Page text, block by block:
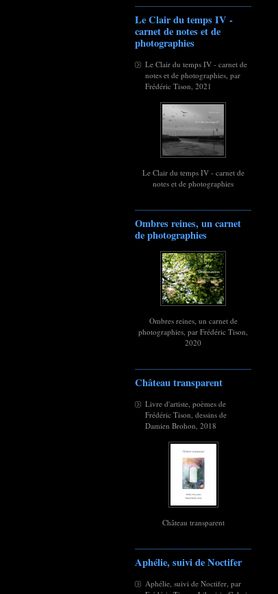
Le Clair du temps IV -
carnet de notes et de
photographies
Le Clair du temps IV - carnet de
notes et de photographies, par
Frédéric Tison, 2021
Le Clair du temps IV - carnet de
notes et de photographies
Ombres reines, un carnet
de photographies
Ombres reines, un carnet de
photographies, par Frédéric Tison,
2020
Château transparent
Livre d'artiste, poèmes de
Frédéric Tison, dessins de
Damien Brohon, 2018
Château transparent
Aphélie, suivi de Noctifer
Aphélie, suivi de Noctifer, par